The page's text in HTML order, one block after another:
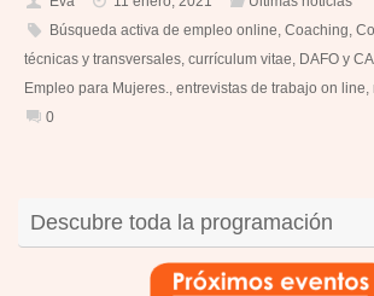
Búsqueda activa de empleo online Coaching
técnicas y transversales currículum vitae DAFO y
Empleo para Mujeres.
entrevistas de trabajo on line
0
Descubre toda la programación